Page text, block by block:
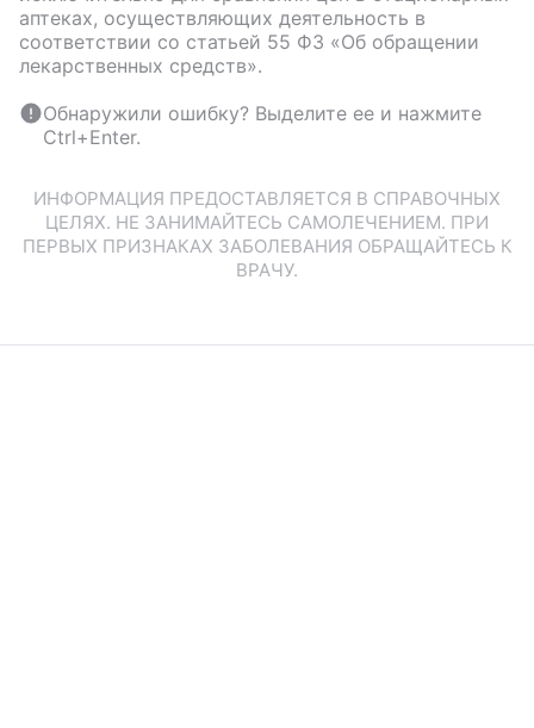
аптеках, осуществляющих деятельность в
соответствии со статьей 55 ФЗ «Об обращении
лекарственных средств».
Обнаружили ошибку? Выделите ее и нажмите
Ctrl+Enter.
ИНФОРМАЦИЯ ПРЕДОСТАВЛЯЕТСЯ В СПРАВОЧНЫХ
ЦЕЛЯХ. НЕ ЗАНИМАЙТЕСЬ САМОЛЕЧЕНИЕМ. ПРИ
ПЕРВЫХ ПРИЗНАКАХ ЗАБОЛЕВАНИЯ ОБРАЩАЙТЕСЬ К
ВРАЧУ.